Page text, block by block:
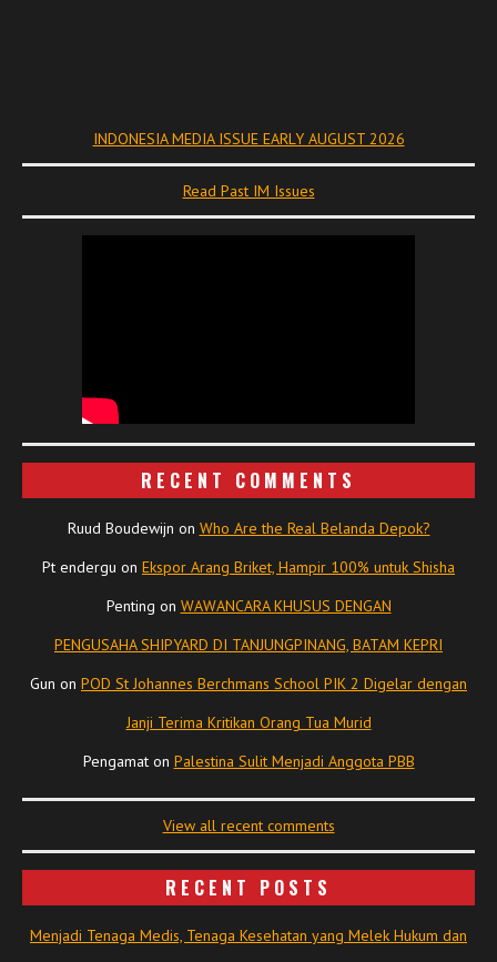
INDONESIA MEDIA ISSUE EARLY AUGUST 2026
Read Past IM Issues
RECENT COMMENTS
Ruud Boudewijn on Who Are the Real Belanda Depok?
Pt endergu on Ekspor Arang Briket, Hampir 100% untuk Shisha
Penting on WAWANCARA KHUSUS DENGAN
PENGUSAHA SHIPYARD DI TANJUNGPINANG, BATAM KEPRI
Gun on POD St Johannes Berchmans School PIK 2 Digelar dengan
Janji Terima Kritikan Orang Tua Murid
Pengamaton Palestina Sulit Menjadi Anggota PBB
View all recent comments
RECENT POSTS
Menjadi Tenaga Medis, Tenaga Kesehatan yang Melek Hukum dan